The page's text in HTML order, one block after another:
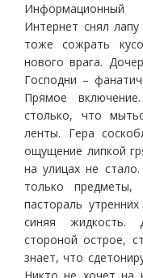
Информационный
Интернет снял
тоже сожрать
нового врага.
Господни –
Прямое
столько, что
ленты. Гера
ощущение липкой
на улицах не
только предметы,
пастораль
синяя жидкость.
стороной острое,
знает, что